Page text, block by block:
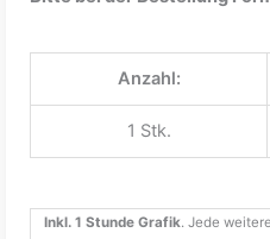
Anzahl:
1 Stk.
Inkl. 1 Stunde Grafik. Jede